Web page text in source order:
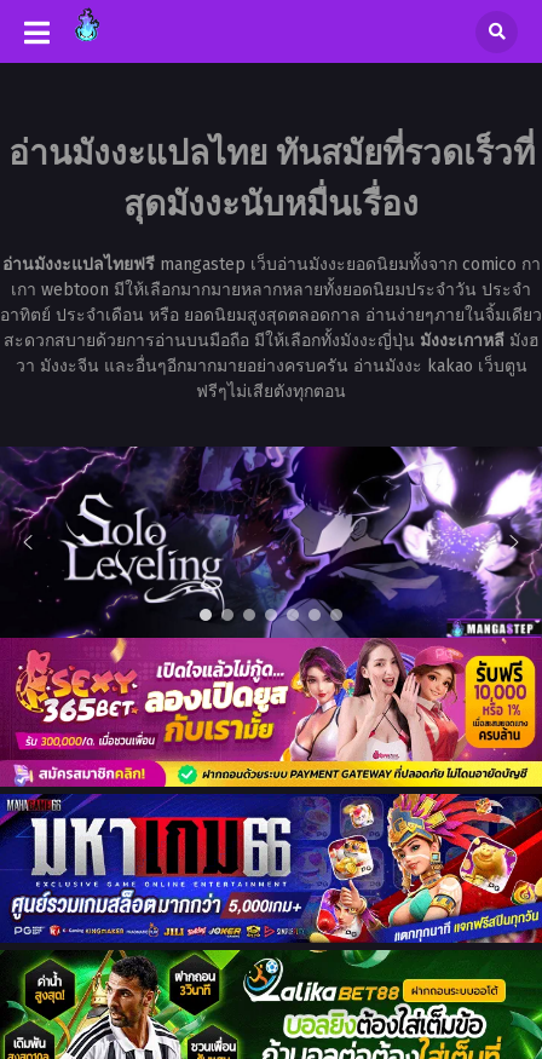
อ่านมังงะแปลไทย ทันสมัยที่รวดเร็วที่
สุดมังงะนับหมื่นเรื่อง
อ่านมังงะแปลไทยฟรีmangastep เว็บอ่านมังงะยอดนิยมทั้งจาก comico กา
เกา webtoon มีให้เลือกมากมายหลากหลายทั้งยอดนิยมประจำวัน ประจำ
อาทิตย์ ประจำเดือน หรือ ยอดนิยมสูงสุดตลอดกาล อ่านง่ายๆภายในจิ้มเดียว
สะดวกสบายด้วยการอ่านบนมือถือ มีให้เลือกทั้งมังงะญี่ปุ่น มังงะเกาหลีมังฮ
วา มังงะจีน และอื่นๆอีกมากมายอย่างครบครัน อ่านมังงะ kakao เว็บตูน
ฟรีๆไม่เสียตังทุกตอน